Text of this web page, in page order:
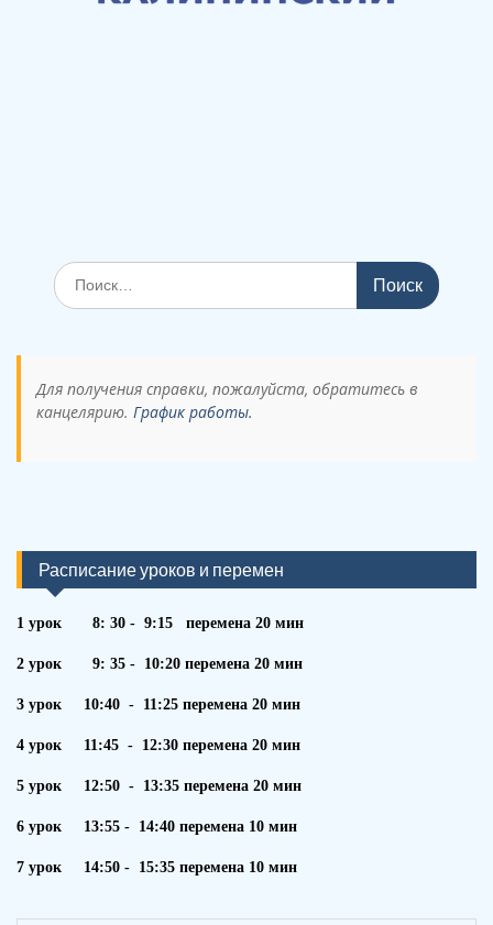
Поиск
по:
Для получения справки, пожалуйста, обратитесь в
канцелярию. График работы.
Расписание уроков и перемен
1 урок 8: 30 - 9:15 перемена 20 мин
2 урок 9: 35 - 10:20 перемена 20 мин
3 урок 10:40 - 11:25 перемена 20 мин
4 урок 11:45 - 12:30 перемена 20 мин
5 урок 12:50 - 13:35 перемена 20 мин
6 урок 13:55 - 14:40 перемена 10 мин
7 урок 14:50 - 15:35 перемена 10 мин